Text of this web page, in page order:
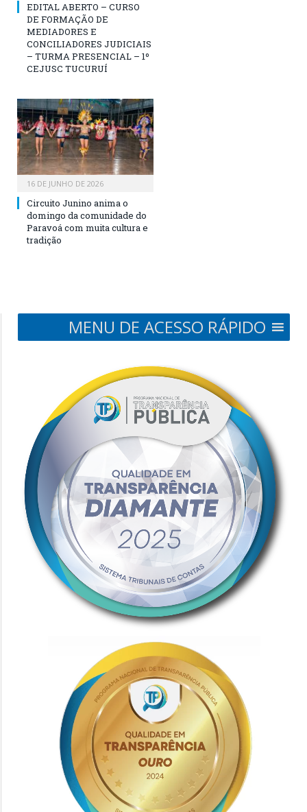
EDITAL ABERTO – CURSO
DE FORMAÇÃO DE
MEDIADORES E
CONCILIADORES JUDICIAIS
– TURMA PRESENCIAL – 1º
CEJUSC TUCURUÍ
16 DE JUNHO DE 2026
Circuito Junino anima o
domingo da comunidade do
Paravoá com muita cultura e
tradição
MENU DE ACESSO RÁPIDO